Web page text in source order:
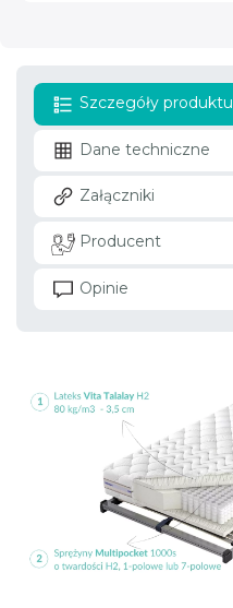
Szczegóły produktu
Dane techniczne
Załączniki
Producent
Opinie